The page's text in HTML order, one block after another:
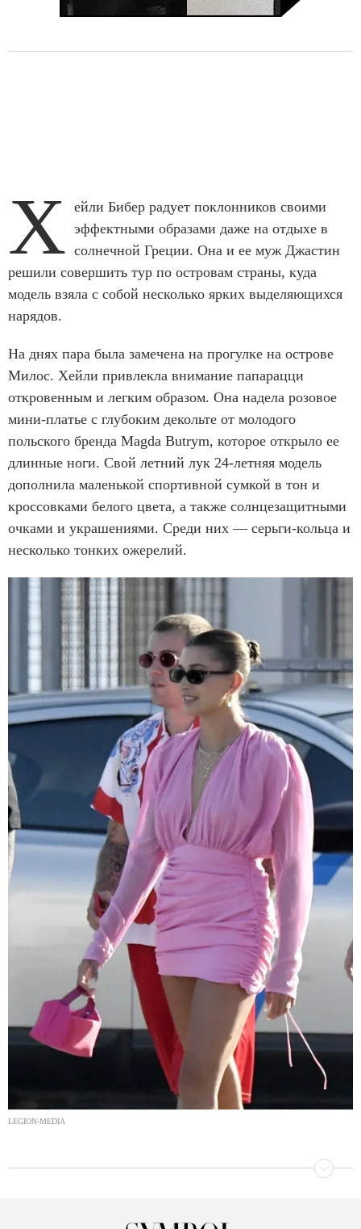
Х ейли Бибер радует поклонников своими
эффектными образами даже на отдыхе в
солнечной Греции. Она и ее муж Джастин
решили совершить тур по островам страны, куда
модель взяла с собой несколько ярких выделяющихся
нарядов.
На днях пара была замечена на прогулке на острове
Милос. Хейли привлекла внимание папарацци
откровенным и легким образом. Она надела розовое
мини-платье с глубоким декольте от молодого
польского бренда Magda Butrym, которое открыло ее
длинные ноги. Свой летний лук 24-летняя модель
дополнила маленькой спортивной сумкой в тон и
кроссовками белого цвета, а также солнцезащитными
очками и украшениями. Среди них — серьги-кольца и
несколько тонких ожерелий.
LEGION-MEDIA